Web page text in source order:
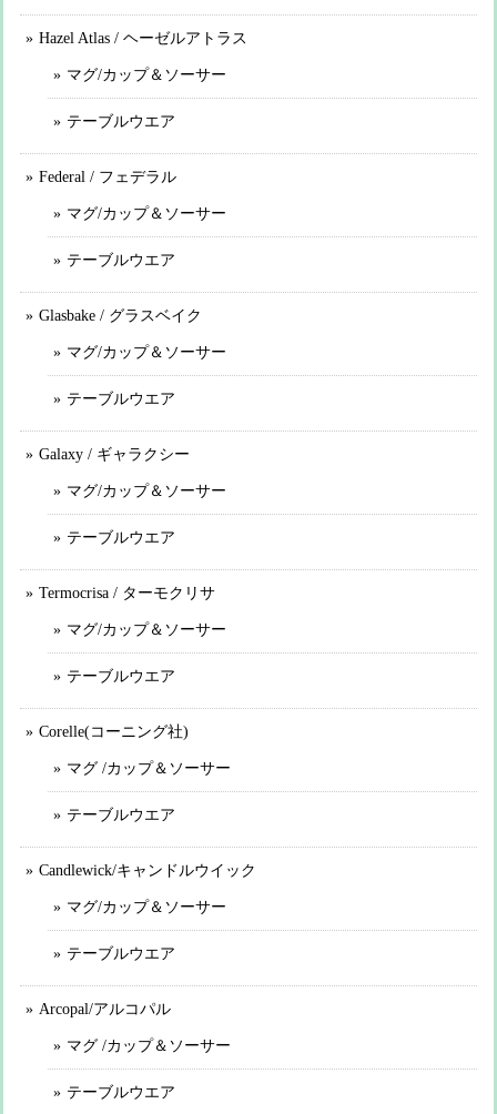
Hazel Atlas / ヘーゼルアトラス
マグ/カップ＆ソーサー
テーブルウエア
Federal / フェデラル
マグ/カップ＆ソーサー
テーブルウエア
Glasbake / グラスベイク
マグ/カップ＆ソーサー
テーブルウエア
Galaxy / ギャラクシー
マグ/カップ＆ソーサー
テーブルウエア
Termocrisa / ターモクリサ
マグ/カップ＆ソーサー
テーブルウエア
Corelle(コーニング社)
マグ /カップ＆ソーサー
テーブルウエア
Candlewick/キャンドルウイック
マグ/カップ＆ソーサー
テーブルウエア
Arcopal/アルコパル
マグ /カップ＆ソーサー
テーブルウエア